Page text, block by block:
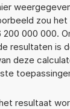
zou het
000 000.
resultaten is
deze
resultaat